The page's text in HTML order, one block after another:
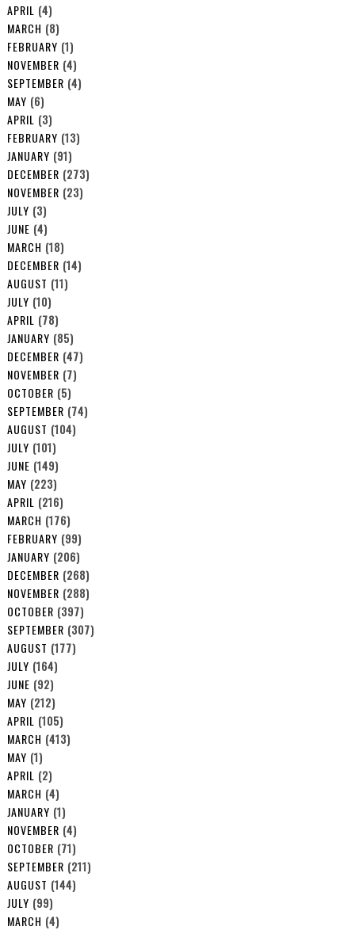
APRIL (4)
MARCH (8)
FEBRUARY (1)
NOVEMBER (4)
SEPTEMBER (4)
MAY (6)
APRIL (3)
FEBRUARY (13)
JANUARY (91)
DECEMBER (273)
NOVEMBER (23)
JULY (3)
JUNE (4)
MARCH (18)
DECEMBER (14)
AUGUST (11)
JULY (10)
APRIL (78)
JANUARY (85)
DECEMBER (47)
NOVEMBER (7)
OCTOBER (5)
SEPTEMBER (74)
AUGUST (104)
JULY (101)
JUNE (149)
MAY (223)
APRIL (216)
MARCH (176)
FEBRUARY (99)
JANUARY (206)
DECEMBER (268)
NOVEMBER (288)
OCTOBER (397)
SEPTEMBER (307)
AUGUST (177)
JULY (164)
JUNE (92)
MAY (212)
APRIL (105)
MARCH (413)
MAY (1)
APRIL (2)
MARCH (4)
JANUARY (1)
NOVEMBER (4)
OCTOBER (71)
SEPTEMBER (211)
AUGUST (144)
JULY (99)
MARCH (4)